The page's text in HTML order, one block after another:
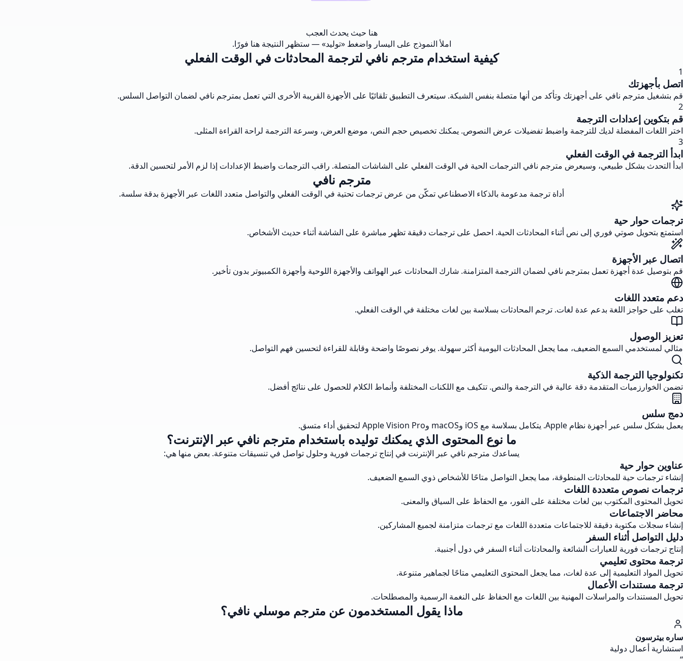
هنا حيث يحدث العجب
املأ النموذج على اليسار واضغط «توليد» — ستظهر النتيجة هنا فورًا.
كيفية استخدام مترجم نافي لترجمة المحادثات في الوقت الفعلي
1
اتصل بأجهزتك
قم بتشغيل مترجم نافي على أجهزتك وتأكد من أنها متصلة بنفس الشبكة. سيتعرف التطبيق تلقائيًا على الأجهزة القريبة الأخرى التي تعمل بمترجم نافي لضمان التواصل السلس.
2
قم بتكوين إعدادات الترجمة
اختر اللغات المفضلة لديك للترجمة واضبط تفضيلات عرض النصوص. يمكنك تخصيص حجم النص، موضع العرض، وسرعة الترجمة لراحة القراءة المثلى.
3
ابدأ الترجمة في الوقت الفعلي
ابدأ التحدث بشكل طبيعي، وسيعرض مترجم نافي الترجمات الحية في الوقت الفعلي على الشاشات المتصلة. راقب الترجمات واضبط الإعدادات إذا لزم الأمر لتحسين الدقة.
مترجم نافي
أداة ترجمة مدعومة بالذكاء الاصطناعي تمكّن من عرض ترجمات تحتية في الوقت الفعلي والتواصل متعدد اللغات عبر الأجهزة بدقة سلسة.
ترجمات حوار حية
استمتع بتحويل صوتي فوري إلى نص أثناء المحادثات الحية. احصل على ترجمات دقيقة تظهر مباشرة على الشاشة أثناء حديث الأشخاص.
اتصال عبر الأجهزة
قم بتوصيل عدة أجهزة تعمل بمترجم نافي لضمان الترجمة المتزامنة. شارك المحادثات عبر الهواتف والأجهزة اللوحية وأجهزة الكمبيوتر بدون تأخير.
دعم متعدد اللغات
تغلب على حواجز اللغة بدعم عدة لغات. ترجم المحادثات بسلاسة بين لغات مختلفة في الوقت الفعلي.
تعزيز الوصول
مثالي لمستخدمي السمع الضعيف، مما يجعل المحادثات اليومية أكثر سهولة. يوفر نصوصًا واضحة وقابلة للقراءة لتحسين فهم التواصل.
تكنولوجيا الترجمة الذكية
تضمن الخوارزميات المتقدمة دقة عالية في الترجمة والنص. تتكيف مع اللكنات المختلفة وأنماط الكلام للحصول على نتائج أفضل.
دمج سلس
يعمل بشكل سلس عبر أجهزة نظام Apple. يتكامل بسلاسة مع iOS وmacOS وApple Vision Pro لتحقيق أداء متسق.
ما نوع المحتوى الذي يمكنك توليده باستخدام مترجم نافي عبر الإنترنت؟
يساعدك مترجم نافي عبر الإنترنت في إنتاج ترجمات فورية وحلول تواصل في تنسيقات متنوعة. بعض منها هي:
عناوين حوار حية
إنشاء ترجمات حية للمحادثات المنطوقة، مما يجعل التواصل متاحًا للأشخاص ذوي السمع الضعيف.
ترجمات نصوص متعددة اللغات
تحويل المحتوى المكتوب بين لغات مختلفة على الفور، مع الحفاظ على السياق والمعنى.
محاضر الاجتماعات
إنشاء سجلات مكتوبة دقيقة للاجتماعات متعددة اللغات مع ترجمات متزامنة لجميع المشاركين.
دليل التواصل أثناء السفر
إنتاج ترجمات فورية للعبارات الشائعة والمحادثات أثناء السفر في دول أجنبية.
ترجمة محتوى تعليمي
تحويل المواد التعليمية إلى عدة لغات، مما يجعل المحتوى التعليمي متاحًا لجماهير متنوعة.
ترجمة مستندات الأعمال
تحويل المستندات والمراسلات المهنية بين اللغات مع الحفاظ على النغمة الرسمية والمصطلحات.
ماذا يقول المستخدمون عن مترجم موسلي نافي؟
ساره بيترسون
استشارية أعمال دولية